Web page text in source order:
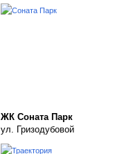
ЖК Соната Парк
ул. Гризодубовой